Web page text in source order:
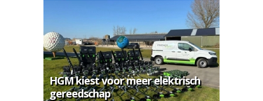
HGM kiest voor meer elektrisch
gereedschap